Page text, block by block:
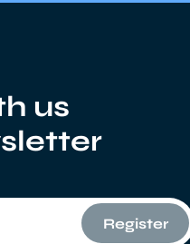
us
Register